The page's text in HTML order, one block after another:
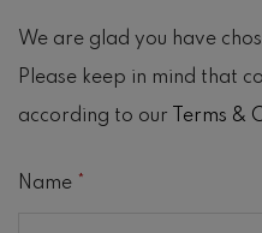
We are glad you have
Please keep in mind that
according to our
Terms &
Name